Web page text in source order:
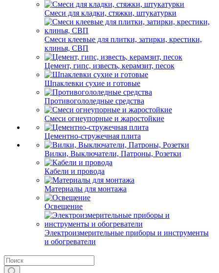
Смеси для кладки, стяжки, штукатурки
Смеси клеевые для плитки, затирки, крестики,
клинья, СВП
Цемент, гипс, известь, керамзит, песок
Шпаклевки сухие и готовые
Противогололедные средства
Смеси огнеупорные и жаростойкие
Цементно-стружечная плита
Вилки, Выключатели, Патроны, Розетки
Кабели и провода
Материалы для монтажа
Освещение
Электроизмерительные приборы и инструменты
и обогреватели